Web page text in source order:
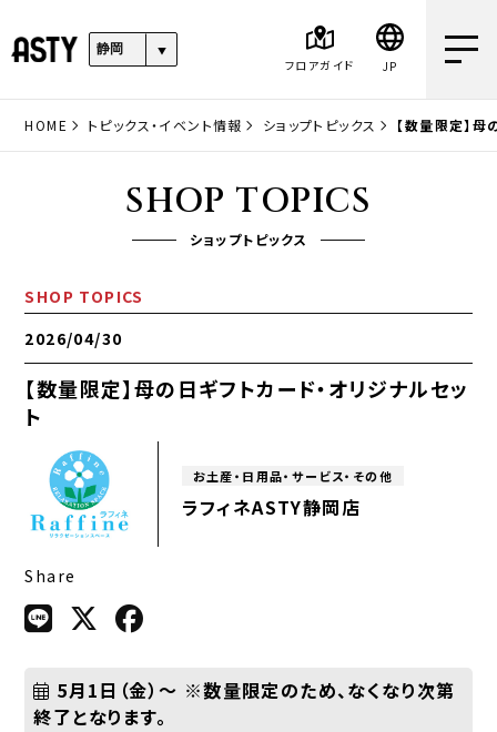
フロアガイド JP
HOME トピックス・イベント情報 ショップトピックス 【数量限定】母
SHOP TOPICS
ショップトピックス
SHOP TOPICS
2026/04/30
【数量限定】母の日ギフトカード・オリジナルセッ
ト
お土産・日用品・サービス・その他
ラフィネASTY静岡店
Share
5月1日（金）～ ※数量限定のため、なくなり次第
終了となります。